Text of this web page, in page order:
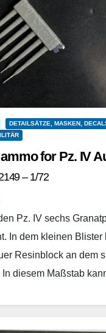
DETAILSÄTZE, MASKEN,
for Pz. IV
– 1/72
Pz. IV sechs
In dem kleinen Blister
Resinblock an dem
In diesem Maßstab